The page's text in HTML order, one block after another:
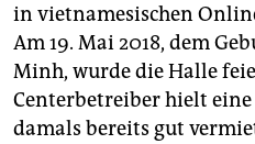
in vietnamesischen
Am 19. Mai 2018, dem
Minh, wurde die Halle
Centerbetreiber hielt eine
damals bereits gut